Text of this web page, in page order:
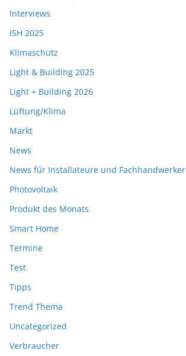
Interviews
ISH 2025
Klimaschutz
Light & Building 2025
Light + Building 2026
Lüftung/Klima
Markt
News
News für Installateure und Fachhandwerker
Photovoltaik
Produkt des Monats
Smart Home
Termine
Test
Tipps
Trend Thema
Uncategorized
Verbraucher